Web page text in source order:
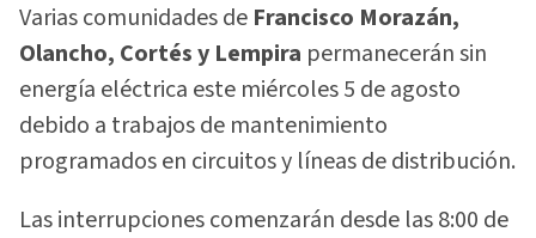
Varias comunidades de Francisco Morazán,
Olancho, Cortés y Lempira permanecerán sin
energía eléctrica este miércoles 5 de agosto
debido a trabajos de mantenimiento
programados en circuitos y líneas de distribución.
Las interrupciones comenzarán desde las 8:00 de